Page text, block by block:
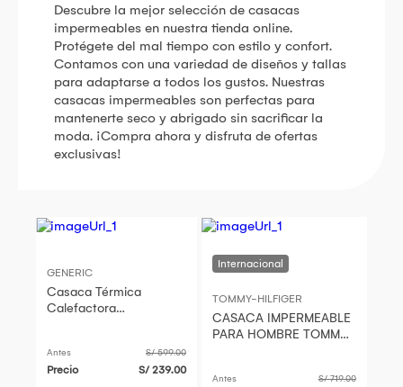
Descubre la mejor selección de casacas
impermeables en nuestra tienda online.
Protégete del mal tiempo con estilo y confort.
Contamos con una variedad de diseños y tallas
para adaptarse a todos los gustos. Nuestras
casacas impermeables son perfectas para
mantenerte seco y abrigado sin sacrificar la
moda. ¡Compra ahora y disfruta de ofertas
exclusivas!
GENERIC
Casaca Térmica
Calefactora
Inteligente Genieka
Antes S/ 599.00
Precio S/ 239.00
TOMMY-HILFIGER
CASACA IMPERMEABLE
PARA HOMBRE TOMMY
Antes S/ 719.00